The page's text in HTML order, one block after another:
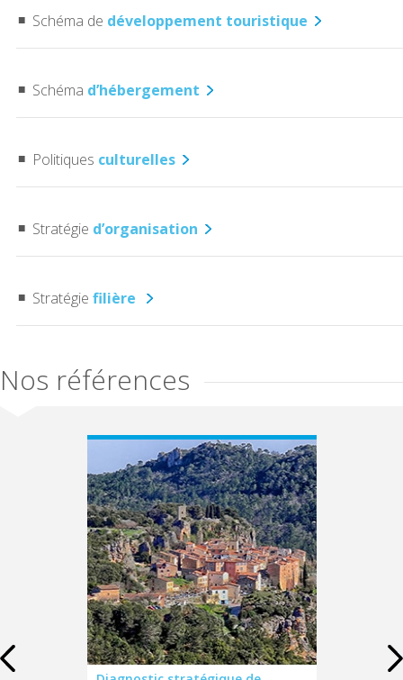
Schéma de développement touristique
Schéma d’hébergement
Politiques culturelles
Stratégie d’organisation
Stratégie filière
Nos références